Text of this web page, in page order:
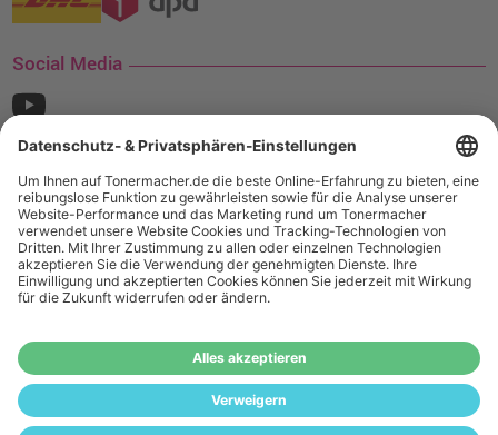
Social Media
¹ Nur gültig für den Versand innerhalb Deutschlands. Befindet sich ein Warenwert
von mindestens 35€ (inkl. Mwst.) an Ampertec Artikeln in Ihrem Warenkorb, ist der
Versand für Sie kostenfrei.
Das Angebot von tonermacher.de richtet sich
nicht an Wiederverkäufer. Wenn Sie Wiederverkäufer sind,